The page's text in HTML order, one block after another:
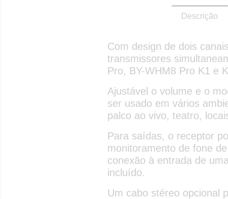
Descrição
Com design de dois
transmissores
Pro, BY-WHM8 Pro K1 e
Ajustável o volume e o
ser usado em vários
palco ao vivo, teatro,
Para saídas, o receptor
monitoramento de fone
conexão à entrada de
incluído.
Um cabo stéreo opcional